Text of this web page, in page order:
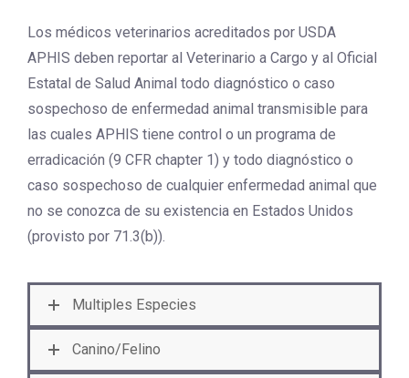
Los médicos veterinarios acreditados por USDA
APHIS deben reportar al Veterinario a Cargo y al Oficial
Estatal de Salud Animal todo diagnóstico o caso
sospechoso de enfermedad animal transmisible para
las cuales APHIS tiene control o un programa de
erradicación (9 CFR chapter 1) y todo diagnóstico o
caso sospechoso de cualquier enfermedad animal que
no se conozca de su existencia en Estados Unidos
(provisto por 71.3(b)).
Multiples Especies
Canino/Felino